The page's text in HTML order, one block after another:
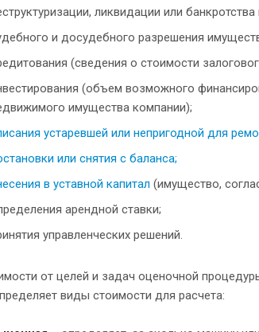
ликвидации или
и досудебного разрешения
(сведения о стоимости
(объем возможного
имущества компании);
устаревшей или непригодной для
или снятия с баланса;
в уставной капитал (имущество,
арендной ставки;
управленческих решений.
от целей и задач оценочной
виды стоимости для расчета: